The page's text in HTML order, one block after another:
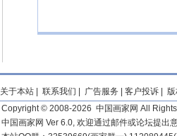
关于本站 联系我们 广告服务 客户投诉
Copyright © 2008-2026 中国画家网 All
中国画家网 Ver 6.0, 欢迎通过邮件或论坛提出